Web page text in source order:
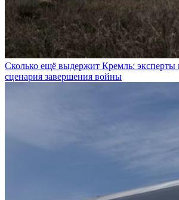
Сколько ещё выдержит Кремль: эксперты
сценария завершения войны